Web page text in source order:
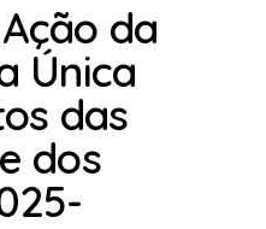
da
Única
das
dos